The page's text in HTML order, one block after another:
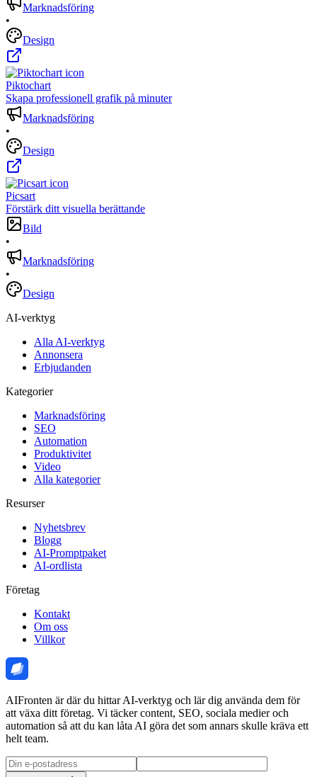
Marknadsföring
•
Design
Piktochart
Skapa professionell grafik på minuter
Marknadsföring
•
Design
Picsart
Förstärk ditt visuella berättande
Bild
•
Marknadsföring
•
Design
AI-verktyg
Alla AI-verktyg
Annonsera
Erbjudanden
Kategorier
Marknadsföring
SEO
Automation
Produktivitet
Video
Alla kategorier
Resurser
Nyhetsbrev
Blogg
AI-Promptpaket
AI-ordlista
Företag
Kontakt
Om oss
Villkor
AIFronten är där du hittar AI-verktyg och lär dig använda dem för
att växa ditt företag. Vi täcker content, SEO, sociala medier och
automation så att du kan låta AI göra det som annars skulle kräva ett
helt team.